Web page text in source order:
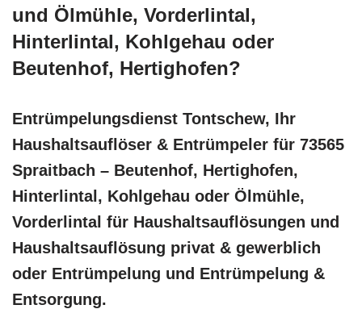
und Ölmühle, Vorderlintal,
Hinterlintal, Kohlgehau oder
Beutenhof, Hertighofen?
Entrümpelungsdienst Tontschew, Ihr
Haushaltsauflöser & Entrümpeler für 73565
Spraitbach – Beutenhof, Hertighofen,
Hinterlintal, Kohlgehau oder Ölmühle,
Vorderlintal für Haushaltsauflösungen und
Haushaltsauflösung privat & gewerblich
oder Entrümpelung und Entrümpelung &
Entsorgung.